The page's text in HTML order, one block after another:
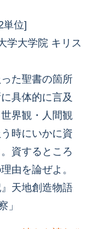
単位]
学大学院 キリス
た聖書の箇所
具体的に言及
界観・人間観
時にいかに資
資するところ
由を論ぜよ。
天地創造物語
」